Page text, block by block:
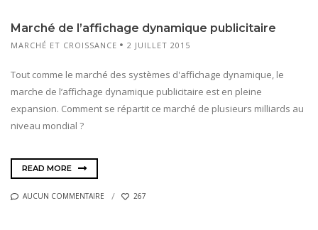
Marché de l’affichage dynamique publicitaire
MARCHÉ ET CROISSANCE 2 JUILLET 2015
Tout comme le marché des systèmes d'affichage dynamique, le
marche de l’affichage dynamique publicitaire est en pleine
expansion. Comment se répartit ce marché de plusieurs milliards au
niveau mondial ?
READ MORE
AUCUN COMMENTAIRE 267